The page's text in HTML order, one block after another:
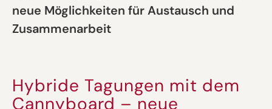
neue Möglichkeiten für Austausch und
Zusammenarbeit
Hybride Tagungen mit dem
Cannyboard – neue